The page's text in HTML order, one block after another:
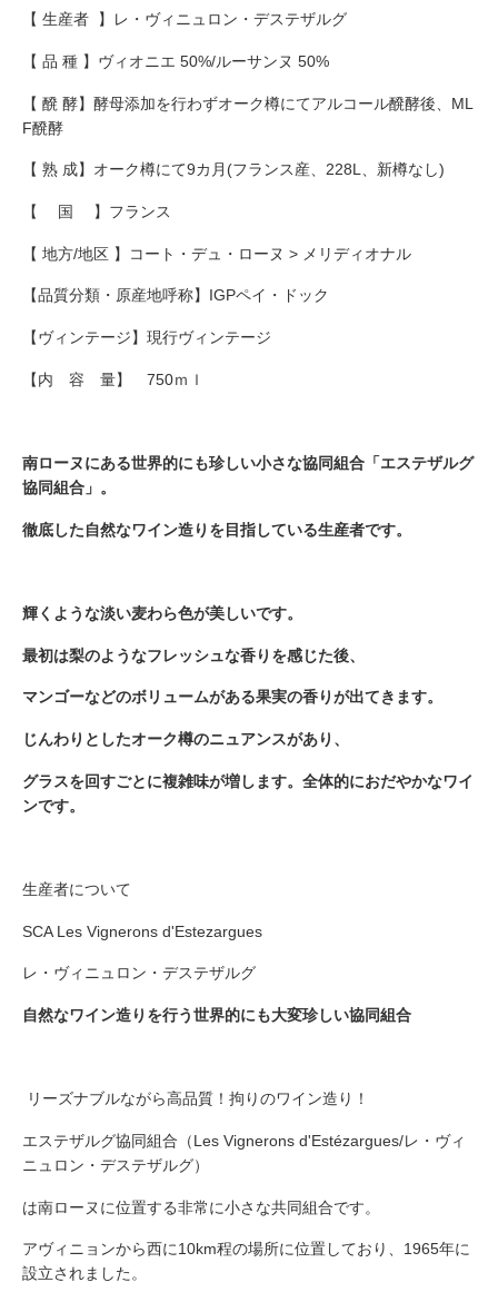
【 生産者 】レ・ヴィニュロン・デステザルグ
【 品 種 】ヴィオニエ 50%/ルーサンヌ 50%
【 醗 酵】酵母添加を行わずオーク樽にてアルコール醗酵後、ML
F醗酵
【 熟 成】オーク樽にて9カ月(フランス産、228L、新樽なし)
【 国 】フランス
【 地方/地区 】コート・デュ・ローヌ > メリディオナル
【品質分類・原産地呼称】IGPペイ・ドック
【ヴィンテージ】現行ヴィンテージ
【内 容 量】 750ｍｌ
南ローヌにある世界的にも珍しい小さな協同組合「エステザルグ
協同組合」。
徹底した自然なワイン造りを目指している生産者です。
輝くような淡い麦わら色が美しいです。
最初は梨のようなフレッシュな香りを感じた後、
マンゴーなどのボリュームがある果実の香りが出てきます。
じんわりとしたオーク樽のニュアンスがあり、
グラスを回すごとに複雑味が増します。全体的におだやかなワイ
ンです。
生産者について
SCA Les Vignerons d'Estezargues
レ・ヴィニュロン・デステザルグ
自然なワイン造りを行う世界的にも大変珍しい協同組合
リーズナブルながら高品質！拘りのワイン造り！
エステザルグ協同組合（Les Vignerons d'Estézargues/レ・ヴィ
ニュロン・デステザルグ）
は南ローヌに位置する非常に小さな共同組合です。
アヴィニョンから西に10km程の場所に位置しており、1965年に
設立されました。